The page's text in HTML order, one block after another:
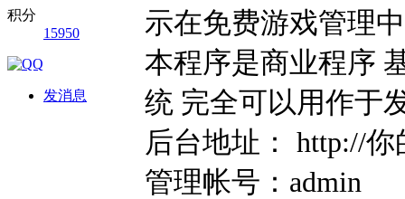
积分
15950
发消息
示在免费游戏管理
本程序是商业程序
统 完全可以用作于
后台地址： http://你
管理帐号：admin